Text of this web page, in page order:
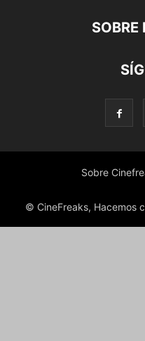
SOBRE
Sobre
© CineFreaks, Hacemos